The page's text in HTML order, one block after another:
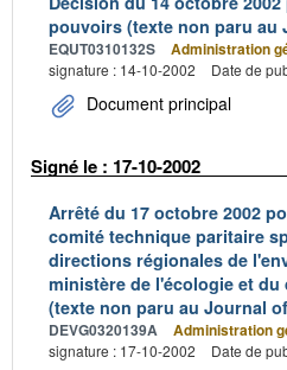
pouvoirs (texte non paru au
EQUT0310132S Administration
signature : 14-10-2002
Date de
Document principal
Signé le : 17-10-2002
Arrêté du 17 octobre 2002
comité technique paritaire
directions régionales de
ministère de l'écologie et
(texte non paru au Journal
DEVG0320139A Administration
signature : 17-10-2002
Date de